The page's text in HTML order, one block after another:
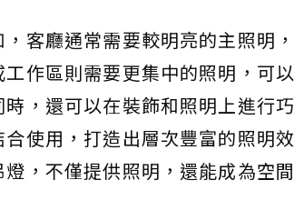
客廳通常需要較明亮的主照明，
作區則需要更集中的照明，可以
，還可以在裝飾和照明上進行巧
使用，打造出層次豐富的照明效
，不僅提供照明，還能成為空間